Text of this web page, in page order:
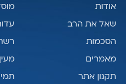
אודות
שאל את הרב
הסכמות
מאמרים
תקנון אתר